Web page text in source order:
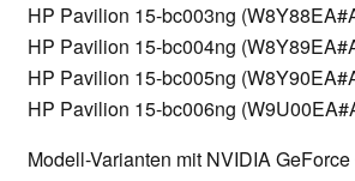
HP Pavilion 15-bc003ng
HP Pavilion 15-bc004ng
HP Pavilion 15-bc005ng
HP Pavilion 15-bc006ng
Modell-Varianten mit NVIDIA